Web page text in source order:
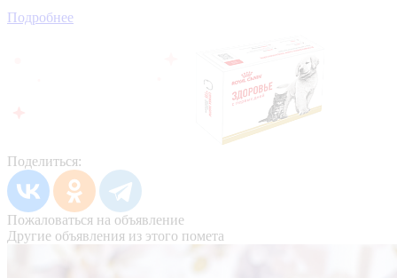
Подробнее
Поделиться:
Пожаловаться на объявление
Другие объявления из этого помета